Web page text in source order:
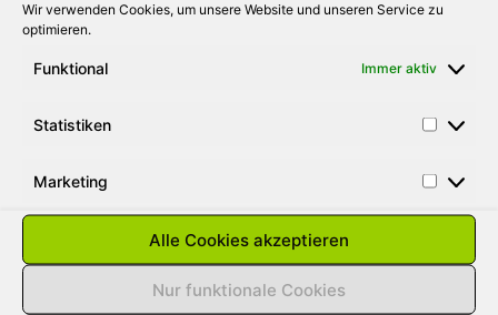
Wir verwenden Cookies, um unsere Website und unseren Service zu
optimieren.
Funktional Immer aktiv
Statistiken
Marketing
Alle Cookies akzeptieren
Nur funktionale Cookies
31. AUGUST 2010
SCHNEELASTEN AUF DÄCHER
Aus gegebenen Anlass weisen wie darauf
hin das bei der momentanen Wetterlage
jeder Hausbesitzer für Schäden durch
meisten versicherungen